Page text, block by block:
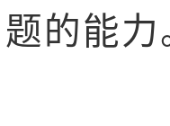
的能